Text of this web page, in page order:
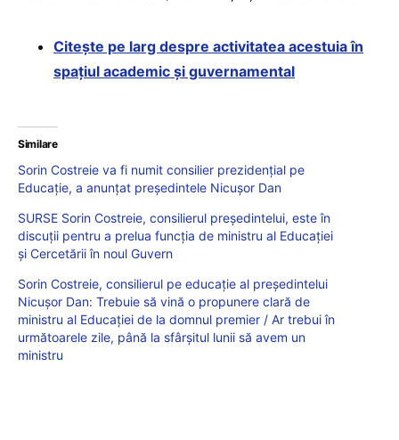
Citește pe larg despre activitatea acestuia în
spațiul academic și guvernamental
Similare
Sorin Costreie va fi numit consilier prezidențial pe
Educație, a anunțat președintele Nicușor Dan
SURSE Sorin Costreie, consilierul președintelui, este în
discuții pentru a prelua funcția de ministru al Educației
și Cercetării în noul Guvern
Sorin Costreie, consilierul pe educație al președintelui
Nicușor Dan: Trebuie să vină o propunere clară de
ministru al Educației de la domnul premier / Ar trebui în
următoarele zile, până la sfârșitul lunii să avem un
ministru